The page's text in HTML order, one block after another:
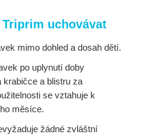
uchovávat
mimo dohled a dosah dětí.
po uplynutí doby
krabičce a blistru za
se vztahuje k
měsíce.
žádné zvláštní